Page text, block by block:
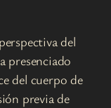
del
presenciado
del cuerpo de
previa de